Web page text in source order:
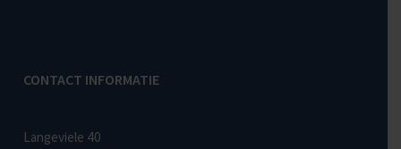
CONTACT INFORMATIE
Langeviele 40